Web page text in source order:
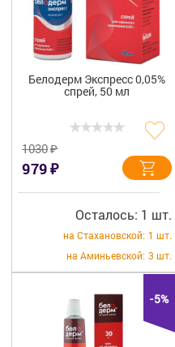
Белодерм Экспресс 0,05%
спрей, 50 мл
1030₽
979₽
Осталось: 1 шт.
на Стахановской: 1 шт.
на Аминьевской: 3 шт.
-5%